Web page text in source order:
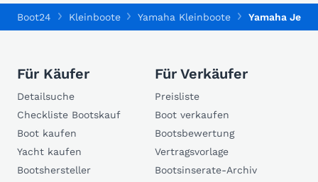
Boot24 Kleinboote Yamaha Kleinboote Yamaha
Für Käufer
Detailsuche
Checkliste Bootskauf
Boot kaufen
Yacht kaufen
Bootshersteller
Für Verkäufer
Preisliste
Boot verkaufen
Bootsbewertung
Vertragsvorlage
Bootsinserate-Archiv